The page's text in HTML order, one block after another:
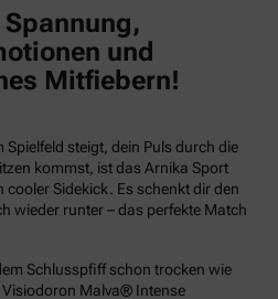
und
Mitfiebern!
steigt, dein Puls durch die
kommst, ist das Arnika Sport
Sidekick. Es schenkt dir den
wieder runter – das perfekte Match
Schlusspfiff schon trocken wie
Malva® Intense